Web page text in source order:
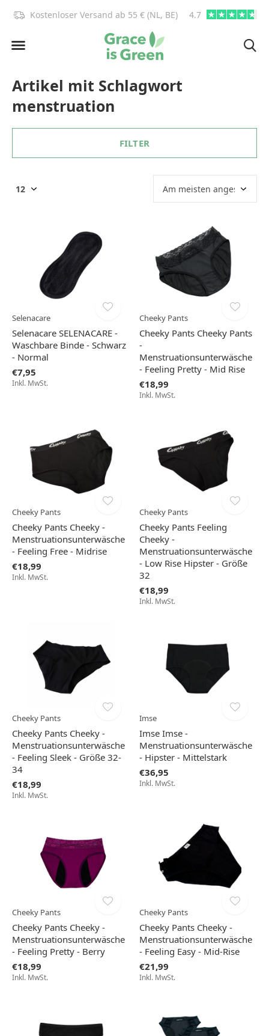
Kostenloser Versand ab 55 € (NL, BE) 4.7
Artikel mit Schlagwort
menstruation
FILTER
Selenacare
Selenacare SELENACARE -
Waschbare Binde - Schwarz
- Normal
€7,95
Inkl. MwSt.
Cheeky Pants
Cheeky Pants Cheeky Pants
-
Menstruationsunterwäsche
- Feeling Pretty - Mid Rise
€18,99
Inkl. MwSt.
Cheeky Pants
Cheeky Pants Cheeky -
Menstruationsunterwäsche
- Feeling Free - Midrise
€18,99
Inkl. MwSt.
Cheeky Pants
Cheeky Pants Feeling
Cheeky -
Menstruationsunterwäsche
- Low Rise Hipster - Größe
32
€18,99
Inkl. MwSt.
Cheeky Pants
Cheeky Pants Cheeky -
Menstruationsunterwäsche
- Feeling Sleek - Größe 32-
34
€18,99
Inkl. MwSt.
Imse
Imse Imse -
Menstruationsunterwäsche
- Hipster - Mittelstark
€36,95
Inkl. MwSt.
Cheeky Pants
Cheeky Pants Cheeky -
Menstruationsunterwäsche
- Feeling Pretty - Berry
€18,99
Inkl. MwSt.
Cheeky Pants
Cheeky Pants Cheeky -
Menstruationsunterwäsche
- Feeling Easy - Mid-Rise
€21,99
Inkl. MwSt.